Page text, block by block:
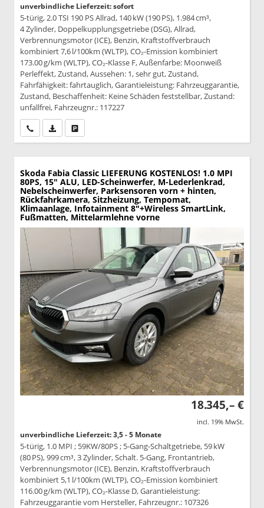
unverbindliche Lieferzeit: sofort
5-türig, 2.0 TSI 190 PS Allrad, 140 kW (190 PS), 1.984 cm³,
4 Zylinder, Doppelkupplungsgetriebe (DSG), Allrad,
Verbrennungsmotor (ICE), Benzin, Kraftstoffverbrauch
kombiniert 7,6 l/100km (WLTP), CO₂-Emission kombiniert
173.00 g/km (WLTP), CO₂-Klasse F, Außenfarbe: Moonweiß
Perleffekt, Zustand, Aussehen: 1, sehr gut, Zustand,
Fahrfähigkeit: fahrtauglich, Garantieleistung: Fahrzeuggarantie,
Zustand, Beschaffenheit: Keine Schäden feststellbar, Zustand:
unfallfrei, Fahrzeugnr.: 117227
Wir rufen Sie anPDF-Datei, Fahrzeugexposé drucken
Skoda Fabia Classic LIEFERUNG KOSTENLOS! 1.0 MPI
80PS, 15" ALU, LED-Scheinwerfer, M-Lederlenkrad,
Nebelscheinwerfer, Parksensoren vorn + hinten,
Rückfahrkamera, Sitzheizung, Tempomat,
Klimaanlage, Infotainment 8"+Wireless SmartLink,
Fußmatten, Mittelarmlehne vorne
18.345,– €
incl. 19% MwSt.
unverbindliche Lieferzeit: 3,5 - 5 Monate
5-türig, 1.0 MPI ; 59KW/80PS ; 5-Gang-Schaltgetriebe, 59 kW
(80 PS), 999 cm³, 3 Zylinder, Schalt. 5-Gang, Frontantrieb,
Verbrennungsmotor (ICE), Benzin, Kraftstoffverbrauch
kombiniert 5,1 l/100km (WLTP), CO₂-Emission kombiniert
116.00 g/km (WLTP), CO₂-Klasse D, Garantieleistung:
Fahrzeuggarantie vom Hersteller, Fahrzeugnr.: 107326